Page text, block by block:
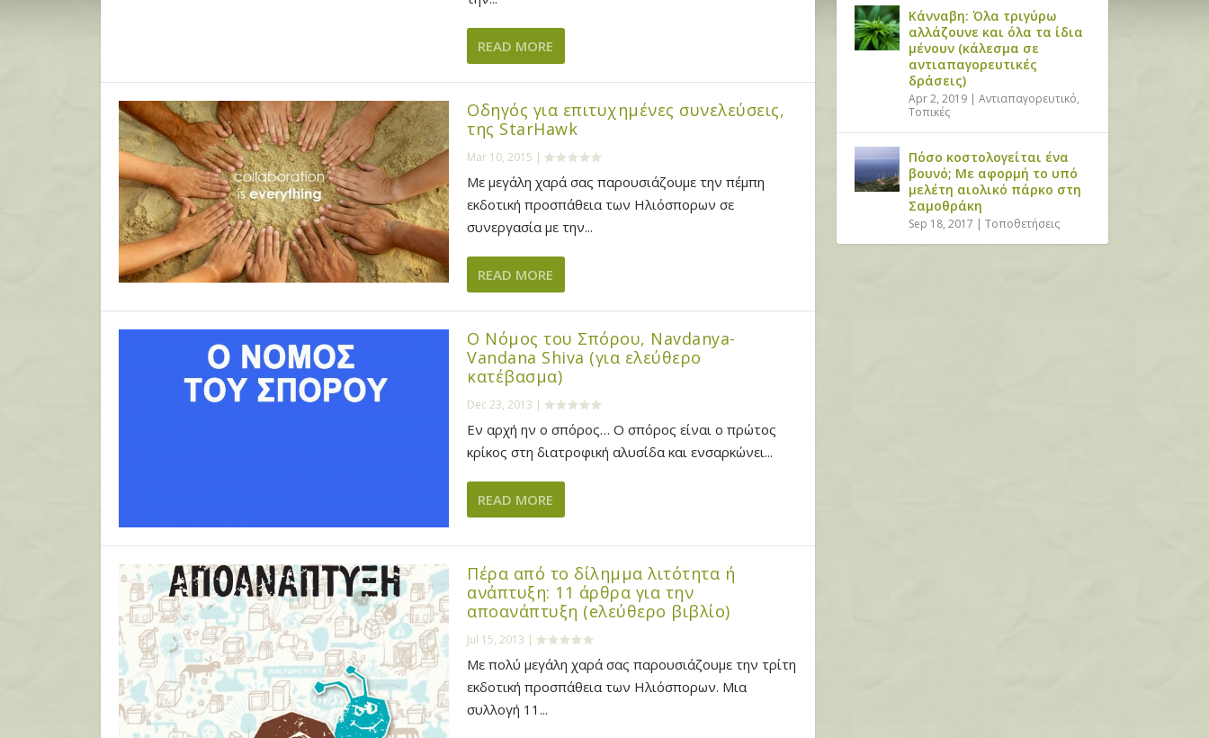
READ MORE
Οδηγός για επιτυχημένες συνελεύσεις,
της StarHawk
Mar 10, 2015 |
Με μεγάλη χαρά σας παρουσιάζουμε την πέμπη
εκδοτική προσπάθεια των Ηλιόσπορων σε
συνεργασία με την...
READ MORE
Ο Νόμος του Σπόρου, Navdanya-
Vandana Shiva (για ελεύθερο
κατέβασμα)
Dec 23, 2013 |
Εν αρχή ην ο σπόρος… Ο σπόρος είναι ο πρώτος
κρίκος στη διατροφική αλυσίδα και ενσαρκώνει...
READ MORE
Πέρα από το δίλημμα λιτότητα ή
ανάπτυξη: 11 άρθρα για την
αποανάπτυξη (eλεύθερο βιβλίο)
Jul 15, 2013 |
Με πολύ μεγάλη χαρά σας παρουσιάζουμε την τρίτη
εκδοτική προσπάθεια των Ηλιόσπορων. Μια
συλλογή 11...
Κάνναβη: Όλα τριγύρω
αλλάζουνε και όλα τα ίδια
μένουν (κάλεσμα σε
αντιαπαγορευτικές
δράσεις)
Apr 2, 2019 |Αντιαπαγορευτικό,
Τοπικές
Πόσο κοστολογείται ένα
βουνό; Με αφορμή το υπό
μελέτη αιολικό πάρκο στη
Σαμοθράκη
Sep 18, 2017 |Τοποθετήσεις